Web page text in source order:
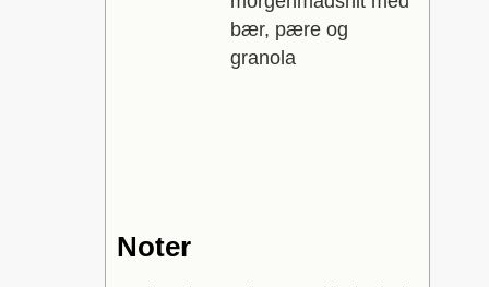
bær, pære og
granola
Noter